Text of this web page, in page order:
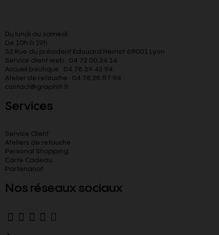
Du lundi au samedi
De 10h à 19h
32 Rue du président Edouard Herriot 69001 Lyon
Service client web : 04 72 00 24 14
Accueil boutique : 04 78 39 42 94
Atelier de retouche : 04 78 28 57 94
contact@graphiti.fr
Services
Service Client
Ateliers de retouche
Personal Shopping
Carte Cadeau
Partenariat
Nos réseaux sociaux